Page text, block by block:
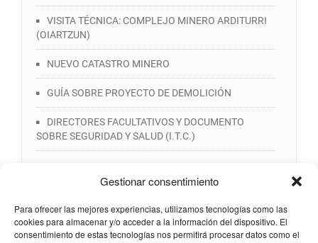
Gestionar consentimiento
Para ofrecer las mejores experiencias, utilizamos tecnologías como las
cookies para almacenar y/o acceder a la información del dispositivo. El
consentimiento de estas tecnologías nos permitirá procesar datos como el
VISITA TÉCNICA: COMPLEJO MINERO ARDITURRI
(OIARTZUN)
NUEVO CATASTRO MINERO
GUÍA SOBRE PROYECTO DE DEMOLICIÓN
DIRECTORES FACULTATIVOS Y DOCUMENTO
SOBRE SEGURIDAD Y SALUD (I.T.C.)